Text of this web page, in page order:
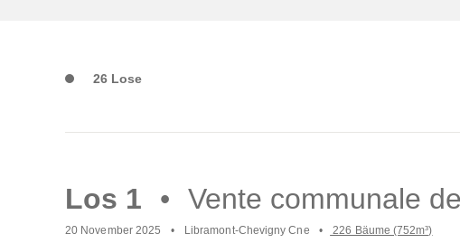
26 Lose
Los 1 Vente communale
20 November 2025 Libramont-Chevigny Cne 226 Bäume (752m³)